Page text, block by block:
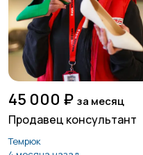
45 000 ₽ за месяц
Продавец консультант
Темрюк